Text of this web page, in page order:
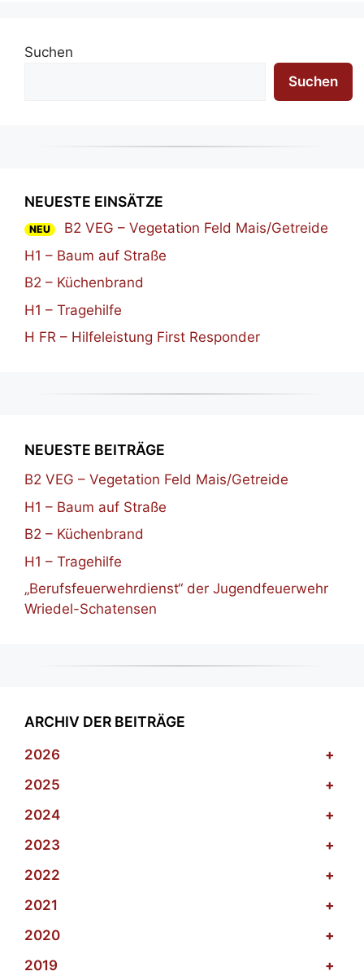
Suchen
Suchen
NEUESTE EINSÄTZE
NEU
B2 VEG – Vegetation Feld Mais/Getreide
H1 – Baum auf Straße
B2 – Küchenbrand
H1 – Tragehilfe
H FR – Hilfeleistung First Responder
NEUESTE BEITRÄGE
B2 VEG – Vegetation Feld Mais/Getreide
H1 – Baum auf Straße
B2 – Küchenbrand
H1 – Tragehilfe
„Berufsfeuerwehrdienst“ der Jugendfeuerwehr
Wriedel-Schatensen
ARCHIV DER BEITRÄGE
2026
+
2025
+
2024
+
2023
+
2022
+
2021
+
2020
+
2019
+